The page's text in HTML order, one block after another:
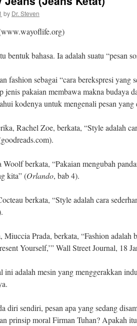
by Dr. Steven
bentuk bahasa. Ia adalah suatu “pesan
fashion sebagai “cara berekspresi yang
jenis pakaian membawa makna budaya
kodenya untuk mengenali pesan
Rachel Zoe, berkata, “Style adalah
berkata, “Pakaian mengubah
kita” (Orlando, bab 4).
berkata, “Style adalah cara
Miuccia Prada, berkata, “Fashion adalah
Yourself,’” Wall Street Journal, 18
ini adalah mesin yang menggerakkan
diri sendiri, pesan apa yang sedang
prinsip moral Firman Tuhan? Apakah